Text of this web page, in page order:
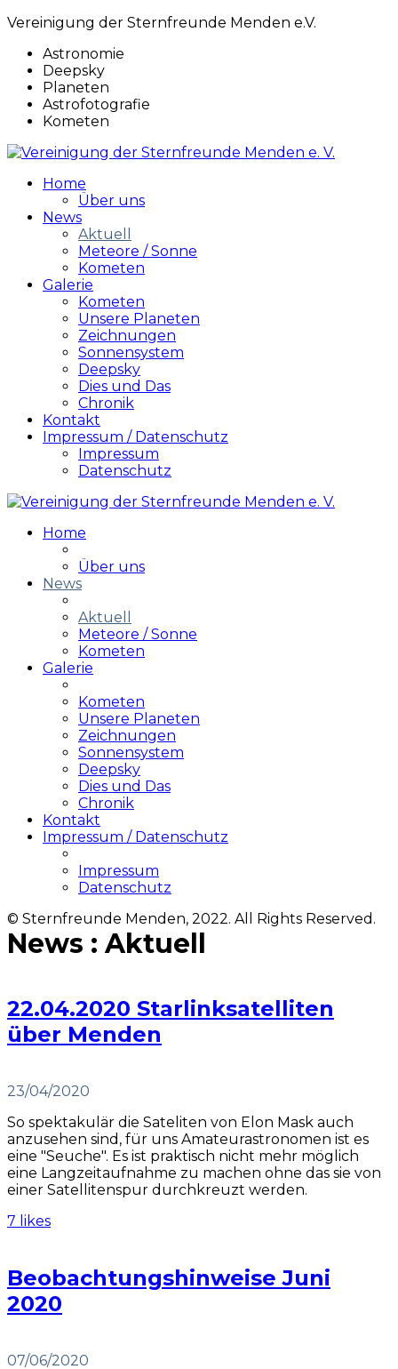
Vereinigung der Sternfreunde Menden e.V.
Astronomie
Deepsky
Planeten
Astrofotografie
Kometen
Home
Über uns
News
Aktuell
Meteore / Sonne
Kometen
Galerie
Kometen
Unsere Planeten
Zeichnungen
Sonnensystem
Deepsky
Dies und Das
Chronik
Kontakt
Impressum / Datenschutz
Impressum
Datenschutz
Home
Über uns
News
Aktuell
Meteore / Sonne
Kometen
Galerie
Kometen
Unsere Planeten
Zeichnungen
Sonnensystem
Deepsky
Dies und Das
Chronik
Kontakt
Impressum / Datenschutz
Impressum
Datenschutz
© Sternfreunde Menden, 2022. All Rights Reserved.
News : Aktuell
22.04.2020 Starlinksatelliten
über Menden
23/04/2020
So spektakulär die Sateliten von Elon Mask auch
anzusehen sind, für uns Amateurastronomen ist es
eine "Seuche". Es ist praktisch nicht mehr möglich
eine Langzeitaufnahme zu machen ohne das sie von
einer Satellitenspur durchkreuzt werden.
7 likes
Beobachtungshinweise Juni
2020
07/06/2020